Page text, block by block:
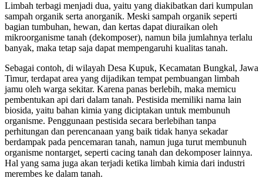
Limbah terbagi menjadi dua, yaitu yang diakibatkan dari kumpulan
sampah organik serta anorganik. Meski sampah organik seperti
bagian tumbuhan, hewan, dan kertas dapat diuraikan oleh
mikroorganisme tanah (dekomposer), namun bila jumlahnya terlalu
banyak, maka tetap saja dapat mempengaruhi kualitas tanah.
Sebagai contoh, di wilayah Desa Kupuk, Kecamatan Bungkal, Jawa
Timur, terdapat area yang dijadikan tempat pembuangan limbah
jamu oleh warga sekitar. Karena panas berlebih, maka memicu
pembentukan api dari dalam tanah. Pestisida memiliki nama lain
biosida, yaitu bahan kimia yang diciptakan untuk membunuh
organisme. Penggunaan pestisida secara berlebihan tanpa
perhitungan dan perencanaan yang baik tidak hanya sekadar
berdampak pada pencemaran tanah, namun juga turut membunuh
organisme nontarget, seperti cacing tanah dan dekomposer lainnya.
Hal yang sama juga akan terjadi ketika limbah kimia dari industri
merembes ke dalam tanah.